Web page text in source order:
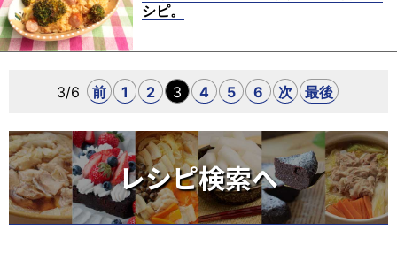
シピ。
3/6 前 1 2 3 4 5 6 次 最後
レシピ検索へ